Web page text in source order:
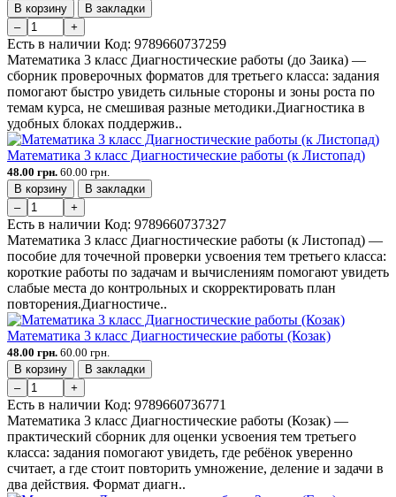
В корзину
В закладки
–
+
Есть в наличии Код: 9789660737259
Математика 3 класс Диагностические работы (до Заика) —
сборник проверочных форматов для третьего класса: задания
помогают быстро увидеть сильные стороны и зоны роста по
темам курса, не смешивая разные методики.Диагностика в
удобных блоках поддержив..
Математика 3 класс Диагностические работы (к Листопад)
48.00 грн. 60.00 грн.
В корзину
В закладки
–
+
Есть в наличии Код: 9789660737327
Математика 3 класс Диагностические работы (к Листопад) —
пособие для точечной проверки усвоения тем третьего класса:
короткие работы по задачам и вычислениям помогают увидеть
слабые места до контрольных и скорректировать план
повторения.Диагностиче..
Математика 3 класс Диагностические работы (Козак)
48.00 грн. 60.00 грн.
В корзину
В закладки
–
+
Есть в наличии Код: 9789660736771
Математика 3 класс Диагностические работы (Козак) —
практический сборник для оценки усвоения тем третьего
класса: задания помогают увидеть, где ребёнок уверенно
считает, а где стоит повторить умножение, деление и задачи в
два действия. Формат диагн..